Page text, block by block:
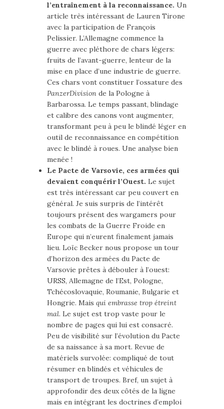
l’entraînement à la reconnaissance. Un
article très intéressant de Lauren Tirone
avec la participation de François
Pelissier. L’Allemagne commence la
guerre avec pléthore de chars légers:
fruits de l’avant-guerre, lenteur de la
mise en place d’une industrie de guerre.
Ces chars vont constituer l’ossature des
PanzerDivision de la Pologne à
Barbarossa. Le temps passant, blindage
et calibre des canons vont augmenter,
transformant peu à peu le blindé léger en
outil de reconnaissance en compétition
avec le blindé à roues. Une analyse bien
menée !
Le Pacte de Varsovie, ces armées qui
devaient conquérir l’Ouest. Le sujet
est très intéressant car peu couvert en
général. Je suis surpris de l’intérêt
toujours présent des wargamers pour
les combats de la Guerre Froide en
Europe qui n’eurent finalement jamais
lieu. Loïc Becker nous propose un tour
d’horizon des armées du Pacte de
Varsovie prêtes à débouler à l’ouest:
URSS, Allemagne de l’Est, Pologne,
Tchécoslovaquie, Roumanie, Bulgarie et
Hongrie. Mais qui embrasse trop étreint
mal. Le sujet est trop vaste pour le
nombre de pages qui lui est consacré.
Peu de visibilité sur l’évolution du Pacte
de sa naissance à sa mort. Revue de
matériels survolée: compliqué de tout
résumer en blindés et véhicules de
transport de troupes. Bref, un sujet à
approfondir des deux côtés de la ligne
mais en intégrant les doctrines d’emploi